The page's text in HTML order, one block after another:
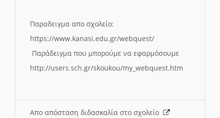
Παραδειγμα απο σχολείο:
https://www.kanasi.edu.gr/webquest/
Παράδειγμα που μπορούμε να εφαρμόσουμε
http://users.sch.gr/skoukou/my_webquest.htm
Απο απόσταση διδασκαλία στο σχολείο